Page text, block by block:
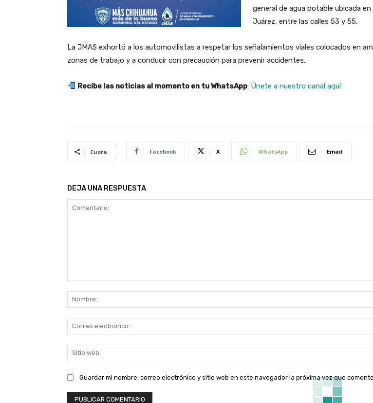
general de agua potable ubicada en
Juárez, entre las calles 53 y 55.
La JMAS exhortó a los automovilistas a respetar los señalamientos viales colocados en
zonas de trabajo y a conducir con precaución para prevenir accidentes.
Recibe las noticias al momento en tu WhatsApp: Únete a nuestro canal aquí
Cuota Facebook X WhatsApp Email
DEJA UNA RESPUESTA
Guardar mi nombre, correo electrónico y sitio web en este navegador la próxima vez que comente.